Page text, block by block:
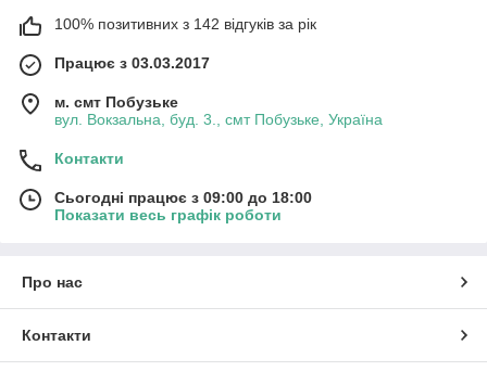
100% позитивних з 142 відгуків за рік
Працює з 03.03.2017
м. смт Побузьке
вул. Вокзальна, буд. 3., смт Побузьке, Україна
Контакти
Сьогодні працює з 09:00 до 18:00
Показати весь графік роботи
Про нас
Контакти